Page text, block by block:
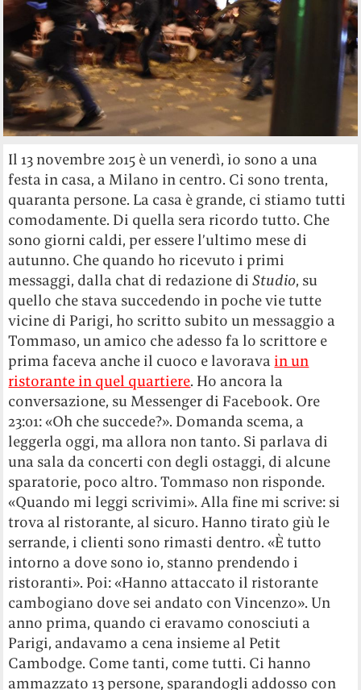
Il 13 novembre 2015 è un venerdì, io sono a una
festa in casa, a Milano in centro. Ci sono trenta,
quaranta persone. La casa è grande, ci stiamo tutti
comodamente. Di quella sera ricordo tutto. Che
sono giorni caldi, per essere l’ultimo mese di
autunno. Che quando ho ricevuto i primi
messaggi, dalla chat di redazione diStudio, su
quello che stava succedendo in poche vie tutte
vicine di Parigi, ho scritto subito un messaggio a
Tommaso, un amico che adesso fa lo scrittore e
prima faceva anche il cuoco e lavorava in un
ristorante in quel quartiere. Ho ancora la
conversazione, su Messenger di Facebook. Ore
23:01: «Oh che succede?». Domanda scema, a
leggerla oggi, ma allora non tanto. Si parlava di
una sala da concerti con degli ostaggi, di alcune
sparatorie, poco altro. Tommaso non risponde.
«Quando mi leggi scrivimi». Alla fine mi scrive: si
trova al ristorante, al sicuro. Hanno tirato giù le
serrande, i clienti sono rimasti dentro. «È tutto
intorno a dove sono io, stanno prendendo i
ristoranti». Poi: «Hanno attaccato il ristorante
cambogiano dove sei andato con Vincenzo». Un
anno prima, quando ci eravamo conosciuti a
Parigi, andavamo a cena insieme al Petit
Cambodge. Come tanti, come tutti. Ci hanno
ammazzato 13 persone, sparandogli addosso con